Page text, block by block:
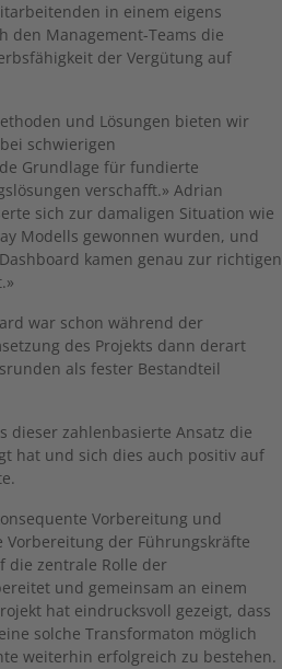
in einem eigens
den Management-Teams die
der Vergütung auf
und Lösungen bieten wir
schwierigen
Grundlage für fundierte
verschafft.» Adrian
sich zur damaligen Situation wie
Modells gewonnen wurden, und
kamen genau zur richtigen
war schon während der
des Projekts dann derart
als fester Bestandteil
dieser zahlenbasierte Ansatz die
hat und sich dies auch positiv auf
Vorbereitung und
Vorbereitung der Führungskräfte
die zentrale Rolle der
und gemeinsam an einem
hat eindrucksvoll gezeigt, dass
solche Transformaton möglich
weiterhin erfolgreich zu bestehen.